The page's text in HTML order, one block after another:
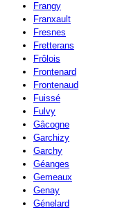
Frangy
Franxault
Fresnes
Fretterans
Frôlois
Frontenard
Frontenaud
Fuissé
Fulvy
Gâcogne
Garchizy
Garchy
Géanges
Gemeaux
Genay
Génelard